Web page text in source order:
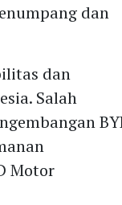
dan
dan
Salah
Motor